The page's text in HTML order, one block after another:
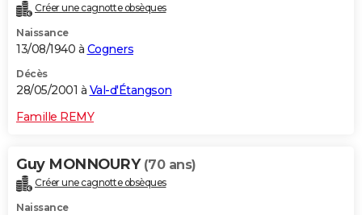
Créer une cagnotte obsèques
Naissance
13/08/1940 à Cogners
Décès
28/05/2001 à Val-d'Étangson
Famille REMY
Guy MONNOURY (70 ans)
Créer une cagnotte obsèques
Naissance